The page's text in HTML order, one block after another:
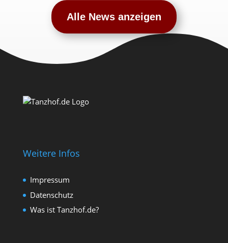
Alle News anzeigen
Weitere Infos
Impressum
Datenschutz
Was ist Tanzhof.de?